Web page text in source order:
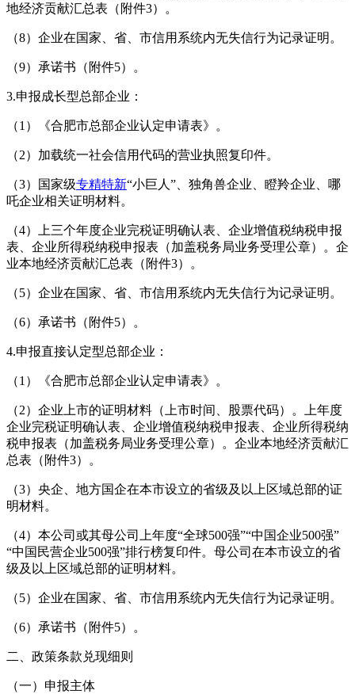
地经济贡献汇总表（附件3）。
（8）企业在国家、省、市信用系统内无失信行为记录证明。
（9）承诺书（附件5）。
3.申报成长型总部企业：
（1）《合肥市总部企业认定申请表》。
（2）加载统一社会信用代码的营业执照复印件。
（3）国家级专精特新“小巨人”、独角兽企业、瞪羚企业、哪
吒企业相关证明材料。
（4）上三个年度企业完税证明确认表、企业增值税纳税申报
表、企业所得税纳税申报表（加盖税务局业务受理公章）。企
业本地经济贡献汇总表（附件3）。
（5）企业在国家、省、市信用系统内无失信行为记录证明。
（6）承诺书（附件5）。
4.申报直接认定型总部企业：
（1）《合肥市总部企业认定申请表》。
（2）企业上市的证明材料（上市时间、股票代码）。上年度
企业完税证明确认表、企业增值税纳税申报表、企业所得税纳
税申报表（加盖税务局业务受理公章）。企业本地经济贡献汇
总表（附件3）。
（3）央企、地方国企在本市设立的省级及以上区域总部的证
明材料。
（4）本公司或其母公司上年度“全球500强”“中国企业500强”
“中国民营企业500强”排行榜复印件。母公司在本市设立的省
级及以上区域总部的证明材料。
（5）企业在国家、省、市信用系统内无失信行为记录证明。
（6）承诺书（附件5）。
二、政策条款兑现细则
（一）申报主体